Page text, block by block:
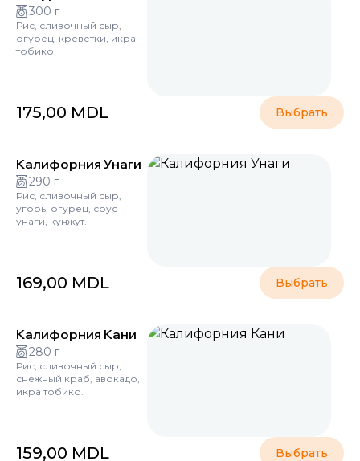
300 г
Рис, сливочный сыр,
огурец, креветки, икра
тобико.
175,00 MDL Выбрать
Калифорния Унаги
290 г
Рис, сливочный сыр,
угорь, огурец, соус
унаги, кунжут.
169,00 MDL Выбрать
Калифорния Кани
280 г
Рис, сливочный сыр,
снежный краб, авокадо,
икра тобико.
159,00 MDL Выбрать